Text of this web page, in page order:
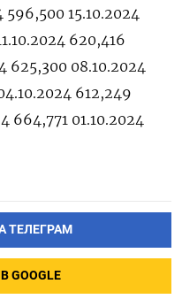
596,500 15.10.2024
620,416
625,300 08.10.2024
612,249
664,771 01.10.2024
ТЕЛЕГРАМ